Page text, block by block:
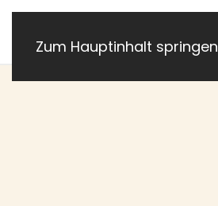
Zum Hauptinhalt springen